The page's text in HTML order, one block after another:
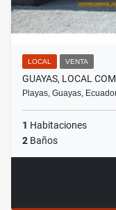
LOCAL VENTA
GUAYAS, LOCAL
Playas, Guayas,
1 Habitaciones
2 Baños